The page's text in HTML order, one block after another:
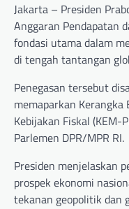
Jakarta – Presiden
Anggaran Pendapatan
fondasi utama dalam
di tengah tantangan
Penegasan tersebut
memaparkan Kerangka
Kebijakan Fiskal (KEM-
Parlemen DPR/MPR RI.
Presiden menjelaskan
prospek ekonomi
tekanan geopolitik dan